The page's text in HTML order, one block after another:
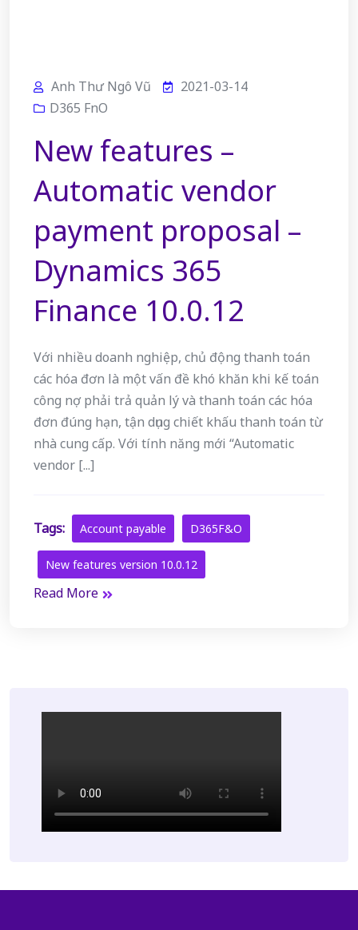
Anh Thư Ngô Vũ
2021-03-14
D365 FnO
New features –
Automatic vendor
payment proposal –
Dynamics 365
Finance 10.0.12
Với nhiều doanh nghiệp, chủ động thanh toán
các hóa đơn là một vấn đề khó khăn khi kế toán
công nợ phải trả quản lý và thanh toán các hóa
đơn đúng hạn, tận dụng chiết khấu thanh toán từ
nhà cung cấp. Với tính năng mới “Automatic
vendor [...]
Tags: Account payable D365F&O
New features version 10.0.12
Read More